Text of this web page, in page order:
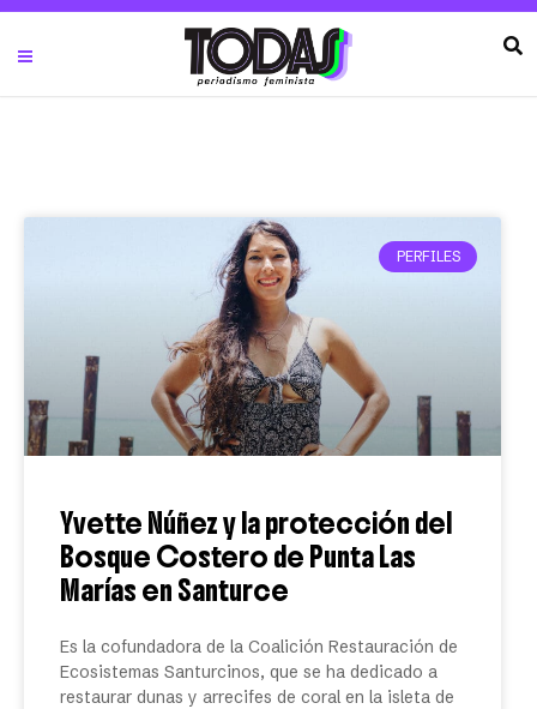
PERFILES
Yvette Núñez y la protección del
Bosque Costero de Punta Las
Marías en Santurce
Es la cofundadora de la Coalición Restauración de
Ecosistemas Santurcinos, que se ha dedicado a
restaurar dunas y arrecifes de coral en la isleta de